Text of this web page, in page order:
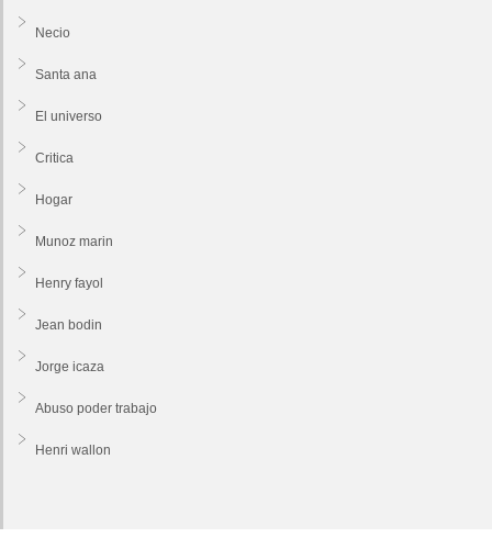
Necio
Santa ana
El universo
Critica
Hogar
Munoz marin
Henry fayol
Jean bodin
Jorge icaza
Abuso poder trabajo
Henri wallon